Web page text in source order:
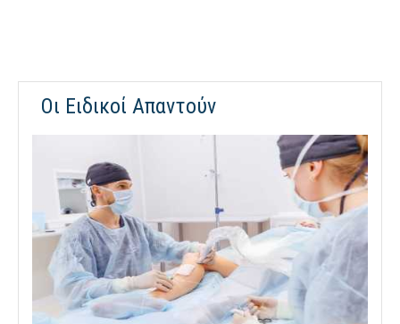
Οι Ειδικοί Απαντούν